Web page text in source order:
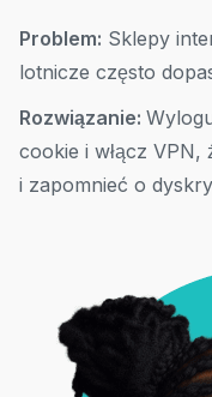
Problem: Sklepy
lotnicze często
Rozwiązanie:
cookie i włącz VPN,
i zapomnieć o